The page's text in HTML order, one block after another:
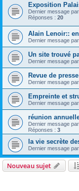
Exposition
Dernier message par
Réponses : 20
Alain Lenoir::
Dernier message par
Un site trouvé
Dernier message par
Revue de
Dernier message par
Empreinte et
Dernier message par
réunion
Dernier message par
Réponses : 3
la vie secrète
Dernier message par
Nouveau sujet